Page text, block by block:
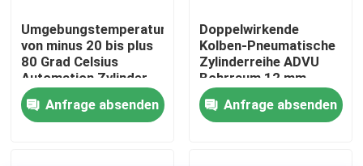
Werksbesichtigung
Qualitätskontrolle
Umgebungstemperatur
von minus 20 bis plus
80 Grad Celsius
Automation Zylinder
Serie ADVU
pneumatischer Aktor
für
Anfrage absenden
Doppelwirkende
Kolben-Pneumatische
Zylinderreihe ADVU
Bohrraum 12 mm
Optimiert für
industrielle Maschinen
und
Anfrage absenden